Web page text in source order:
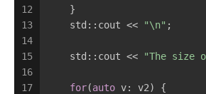
12
13
14
15
16
17
    }
    std::cout <<
"\n" ;
    std::cout <<
"The size
for(auto v: v2) {